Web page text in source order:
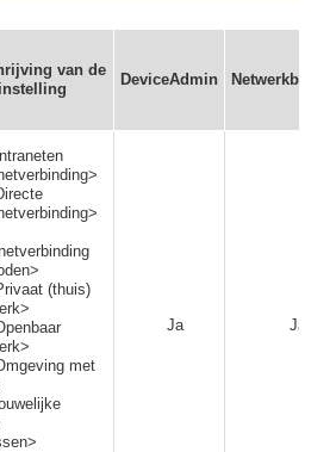
van de
instelling
DeviceAdmin
(thuis)
met
Ja Ja